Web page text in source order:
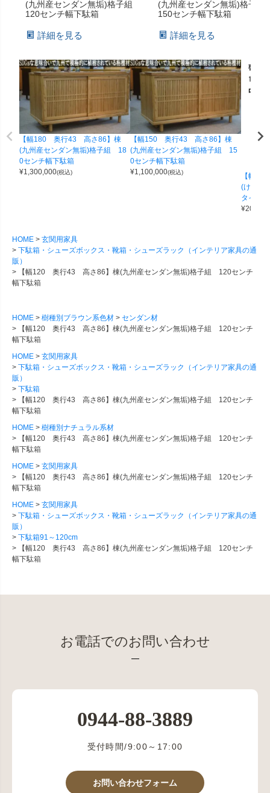
(九州産センダン無垢)格子組
120センチ幅下駄箱
詳細を見る
(九州産センダン無垢)格子
150センチ幅下駄箱
詳細を見る
【幅180 奥行43 高さ86】棟
(九州産センダン無垢)格子組 18
0センチ幅下駄箱
¥1,300,000(税込)
【幅150 奥行43 高さ86】棟
(九州産センダン無垢)格子組 15
0センチ幅下駄箱
¥1,100,000(税込)
【幅
(けいし
タイプ
¥
HOME
玄関用家具
下駄箱・シューズボックス・靴箱・シューズラック（インテリア家具の通
販）
【幅120 奥行43 高さ86】棟(九州産センダン無垢)格子組 120センチ
幅下駄箱
HOME 樹種別ブラウン系色材
センダン材
【幅120 奥行43 高さ86】棟(九州産センダン無垢)格子組 120センチ
幅下駄箱
HOME
玄関用家具
下駄箱・シューズボックス・靴箱・シューズラック（インテリア家具の通
販）
下駄箱
【幅120 奥行43 高さ86】棟(九州産センダン無垢)格子組 120センチ
幅下駄箱
HOME
樹種別ナチュラル系材
【幅120 奥行43 高さ86】棟(九州産センダン無垢)格子組 120センチ
幅下駄箱
HOME
玄関用家具
【幅120 奥行43 高さ86】棟(九州産センダン無垢)格子組 120センチ
幅下駄箱
HOME
玄関用家具
下駄箱・シューズボックス・靴箱・シューズラック（インテリア家具の通
販）
下駄箱91～120cm
【幅120 奥行43 高さ86】棟(九州産センダン無垢)格子組 120センチ
幅下駄箱
お電話でのお問い合わせ
0944-88-3889
受付時間/9:00～17:00
お問い合わせフォーム